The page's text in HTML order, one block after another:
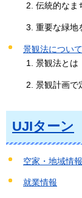
伝統的なま
重要な緑地
景観法について
景観法とは
景観計画で
UJIターン
空家・地域情報
就業情報